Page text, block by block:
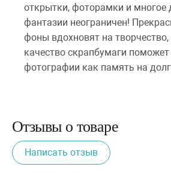
открытки, фоторамки и многое
фантазии неограничен!
фоны вдохновят на творчество,
качество скрапбумаги поможет
фотографии как память на
Отзывы о товаре
Написать отзыв